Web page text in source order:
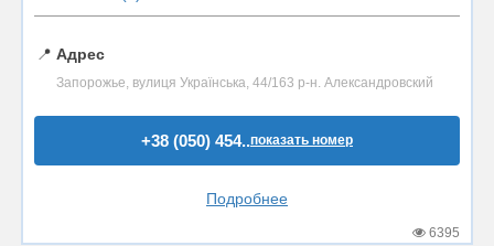
📍 Адрес
Запорожье, вулиця Українська, 44/163 р-н. Александровский
+38 (050) 454..показать номер
Подробнее
6395